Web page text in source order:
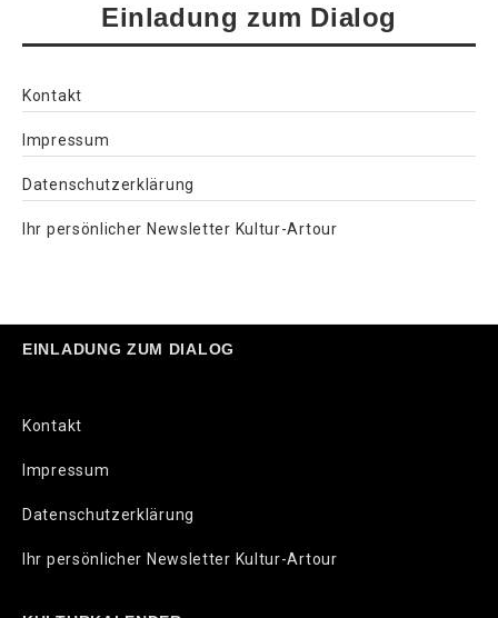
Einladung zum Dialog
Kontakt
Impressum
Datenschutzerklärung
Ihr persönlicher Newsletter Kultur-Artour
EINLADUNG ZUM DIALOG
Kontakt
Impressum
Datenschutzerklärung
Ihr persönlicher Newsletter Kultur-Artour